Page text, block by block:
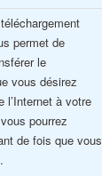
permet de
le
vous désirez
l’Internet à votre
pourrez
de fois que vous